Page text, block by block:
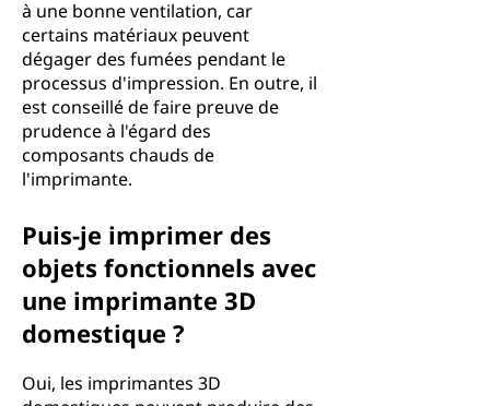
à une bonne ventilation, car
certains matériaux peuvent
dégager des fumées pendant le
processus d'impression. En outre, il
est conseillé de faire preuve de
prudence à l'égard des
composants chauds de
l'imprimante.
Puis-je imprimer des
objets fonctionnels avec
une imprimante 3D
domestique ?
Oui, les imprimantes 3D